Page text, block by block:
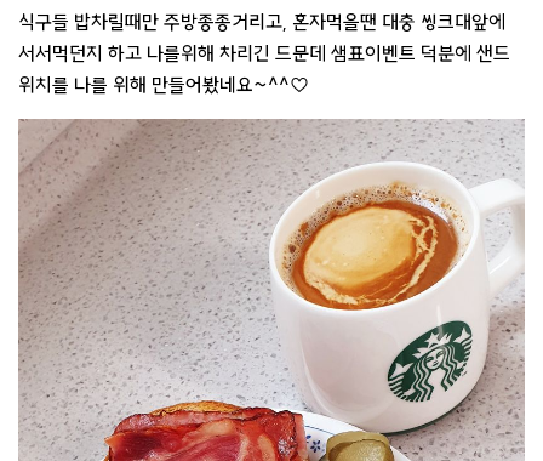
식구들 밥차릴때만 주방종종거리고, 혼자먹을땐 대충 씽크대앞에
서서먹던지 하고 나를위해 차리긴 드문데 샘표이벤트 덕분에 샌드
위치를 나를 위해 만들어봤네요~^^♡